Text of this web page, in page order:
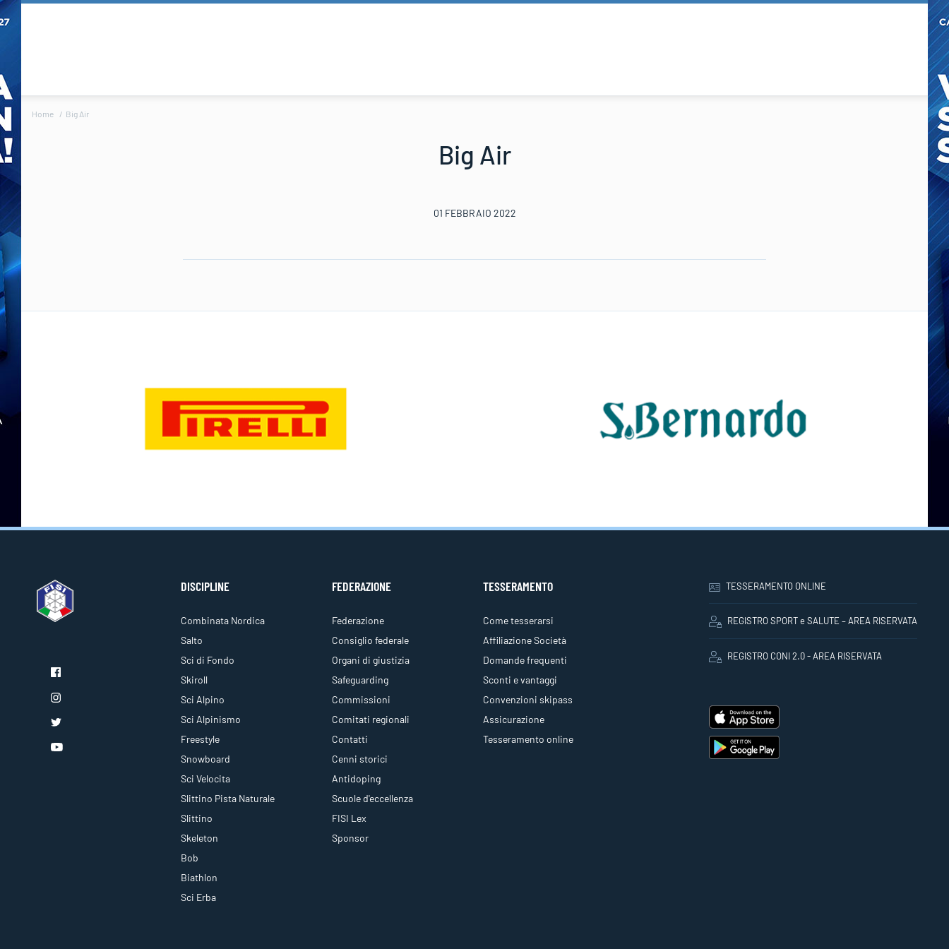
Home Big Air
Big Air
01 FEBBRAIO 2022
DISCIPLINE
Combinata Nordica
Salto
Sci di Fondo
Skiroll
Sci Alpino
Sci Alpinismo
Freestyle
Snowboard
Sci Velocita
Slittino Pista Naturale
Slittino
Skeleton
Bob
Biathlon
Sci Erba
FEDERAZIONE
Federazione
Consiglio federale
Organi di giustizia
Safeguarding
Commissioni
Comitati regionali
Contatti
Cenni storici
Antidoping
Scuole d'eccellenza
FISI Lex
Sponsor
TESSERAMENTO
Come tesserarsi
Affiliazione Società
Domande frequenti
Sconti e vantaggi
Convenzioni skipass
Assicurazione
Tesseramento online
TESSERAMENTO ONLINE
REGISTRO SPORT e SALUTE – AREA RISERVATA
REGISTRO CONI 2.0 - AREA RISERVATA